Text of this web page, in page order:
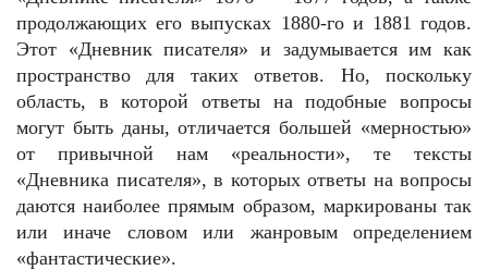
продолжающих его выпусках 1880-го и 1881 годов.
Этот «Дневник писателя» и задумывается им как
пространство для таких ответов. Но, поскольку
область, в которой ответы на подобные вопросы
могут быть даны, отличается большей «мерностью»
от привычной нам «реальности», те тексты
«Дневника писателя», в которых ответы на вопросы
даются наиболее прямым образом, маркированы так
или иначе словом или жанровым определением
«фантастические».